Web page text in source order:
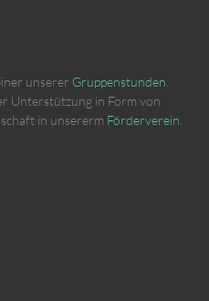
unserer Gruppenstunden
Unterstützung in Form von
in unsererm Förderverein